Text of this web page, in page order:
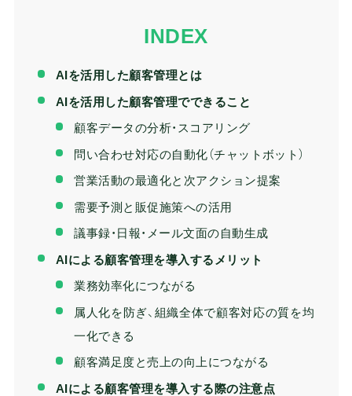
AIを活用した顧客管理とは
AIを活用した顧客管理でできること
顧客データの分析・スコアリング
問い合わせ対応の自動化（チャットボット）
営業活動の最適化と次アクション提案
需要予測と販促施策への活用
議事録・日報・メール文面の自動生成
AIによる顧客管理を導入するメリット
業務効率化につながる
属人化を防ぎ、組織全体で顧客対応の質を均
一化できる
顧客満足度と売上の向上につながる
AIによる顧客管理を導入する際の注意点